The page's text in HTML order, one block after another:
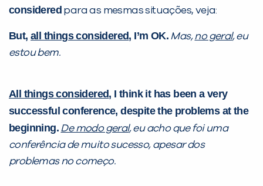
considered para as mesmas situações, veja:
But, all things considered, I’m OK. Mas,no geral, eu
estou bem.
All things considered, I think it has been a very
successful conference, despite the problems at the
beginning. De modo geral, eu acho que foi uma
conferência de muito sucesso, apesar dos
problemas no começo.